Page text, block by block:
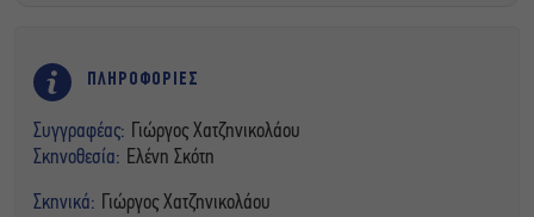
ΠΛΗΡΟΦΟΡΙΕΣ
Συγγραφέας:
Γιώργος Χατζηνικολάου
Σκηνοθεσία: Ελένη Σκότη
Σκηνικά:
Γιώργος Χατζηνικολάου